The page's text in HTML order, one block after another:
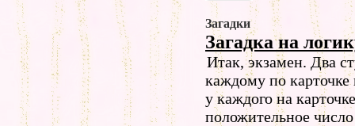
Загадки
Загадка на
Итак, экзамен. Два
каждому по карточке
у каждого на
положительное